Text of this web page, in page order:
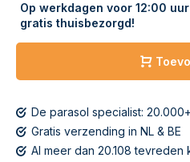
Op werkdagen voor 12:00
gratis thuisbezorgd!
De parasol specialist:
Gratis verzending in NL & BE
Al meer dan 20.108 tevreden